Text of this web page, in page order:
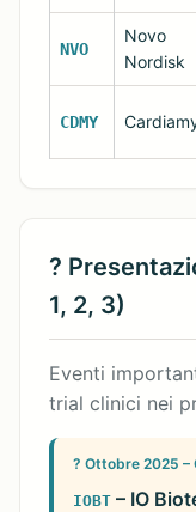
NVO
Novo
Nordisk
CDMY
?
1, 2, 3)
Eventi
trial clinici nei
? Ottobre 2025 –
IOBT – IO